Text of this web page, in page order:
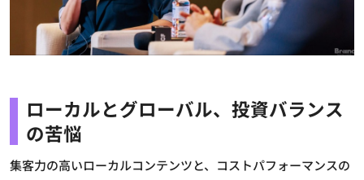
ローカルとグローバル、投資バランス
の苦悩
集客力の高いローカルコンテンツと、コストパフォーマンスの